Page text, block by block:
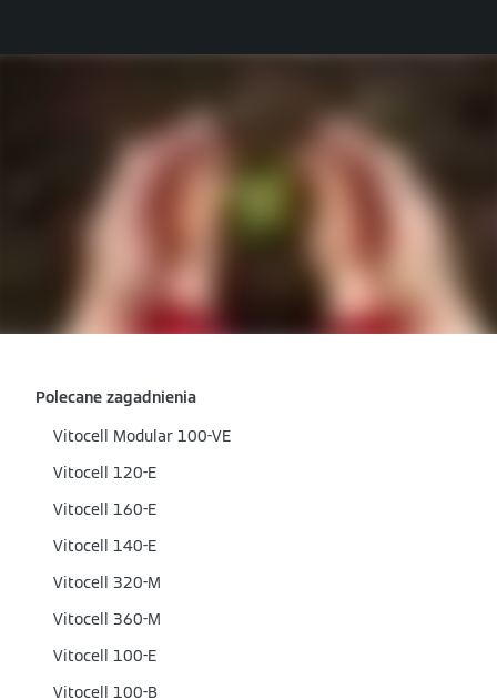
Polecane zagadnienia
Vitocell Modular 100-VE
Vitocell 120-E
Vitocell 160-E
Vitocell 140-E
Vitocell 320-M
Vitocell 360-M
Vitocell 100-E
Vitocell 100-B